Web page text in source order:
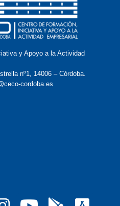
y Apoyo a la Actividad
nº1, 14006 – Córdoba.
cordoba.es